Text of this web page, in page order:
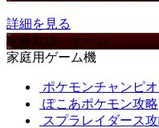
詳細を見る
攻略取扱いゲーム
家庭用ゲーム機
ポケモンチャンピ
ぽこあポケモン攻略
スプラレイダース